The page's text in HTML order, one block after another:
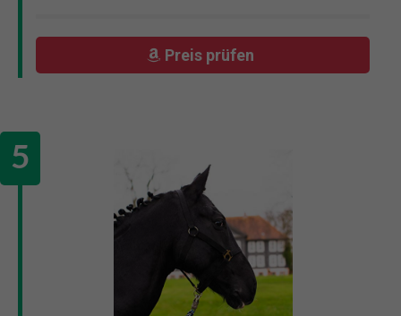
Preis prüfen